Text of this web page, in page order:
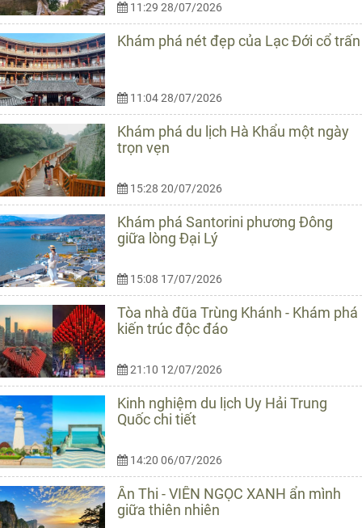
11:29 28/07/2026
Khám phá nét đẹp của Lạc Đới cổ trấn
11:04 28/07/2026
Khám phá du lịch Hà Khẩu một ngày
trọn vẹn
15:28 20/07/2026
Khám phá Santorini phương Đông
giữa lòng Đại Lý
15:08 17/07/2026
Tòa nhà đũa Trùng Khánh - Khám phá
kiến trúc độc đáo
21:10 12/07/2026
Kinh nghiệm du lịch Uy Hải Trung
Quốc chi tiết
14:20 06/07/2026
Ân Thi - VIÊN NGỌC XANH ẩn mình
giữa thiên nhiên